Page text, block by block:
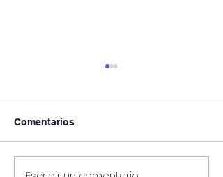
Comentarios